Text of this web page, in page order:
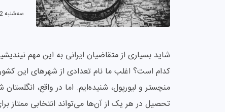
سه‌شنبه 2 تیر 1405
شاید بسیاری از متقاضیان ایرانی به این مهم
کدام است؟ اغلب ما نام تعدادی از شهرهای این
منچستر و لیورپول، شنیده‌ایم. اما در واقع،
تحصیل در هر یک از آن‌ها می‌تواند انتخابی ممتاز